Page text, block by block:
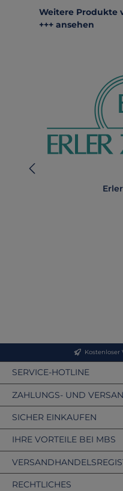
Produktgalerie
Weitere Produkte
+++ ansehen
Kostenloser
SERVICE-HOTLINE
ZAHLUNGS- UND
SICHER EINKAUFEN
IHRE VORTEILE BEI MBS
RECHTLICHES